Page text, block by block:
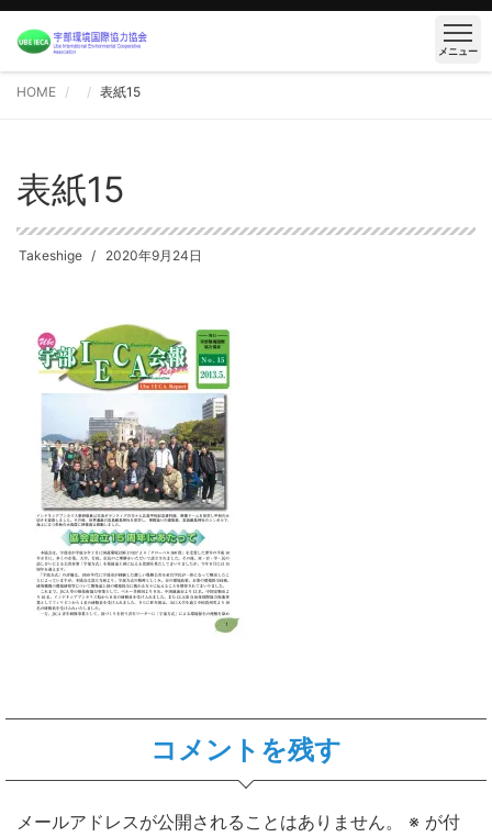
メニュー
HOME 表紙15
表紙15
Takeshige 2020年9月24日
コメントを残す
メールアドレスが公開されることはありません。 ※ が付